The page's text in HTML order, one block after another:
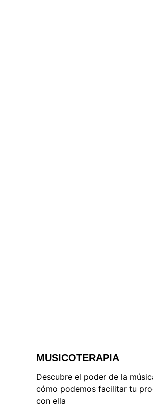
MUSICOTERAPIA
Descubre el poder de la
cómo podemos facilitar tu
con ella